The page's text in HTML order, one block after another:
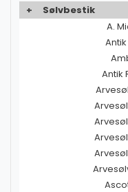
+
Sølvbestik
A.
Antik